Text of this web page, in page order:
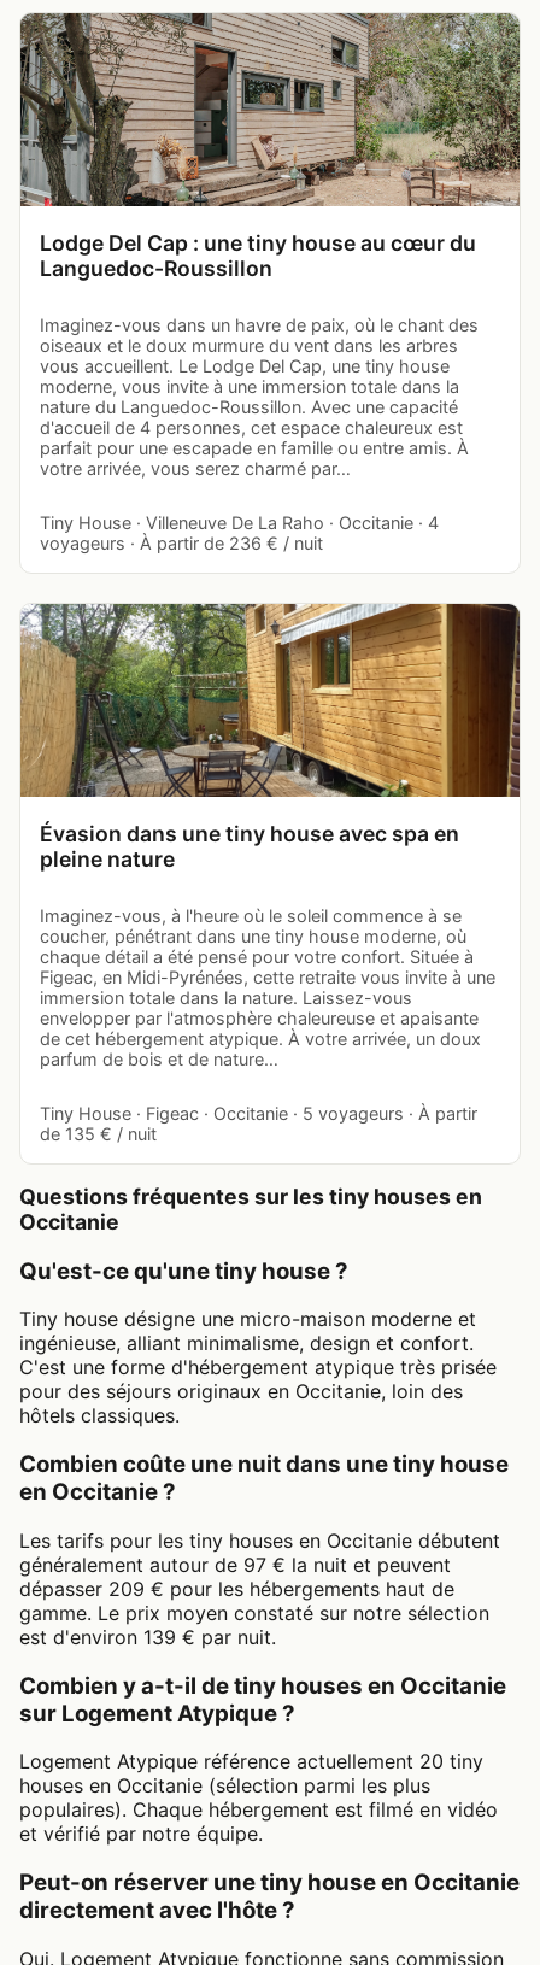
Lodge Del Cap : une tiny house au cœur du
Languedoc-Roussillon
Imaginez-vous dans un havre de paix, où le chant des
oiseaux et le doux murmure du vent dans les arbres
vous accueillent. Le Lodge Del Cap, une tiny house
moderne, vous invite à une immersion totale dans la
nature du Languedoc-Roussillon. Avec une capacité
d'accueil de 4 personnes, cet espace chaleureux est
parfait pour une escapade en famille ou entre amis. À
votre arrivée, vous serez charmé par…
Tiny House · Villeneuve De La Raho · Occitanie · 4
voyageurs · À partir de 236 € / nuit
Évasion dans une tiny house avec spa en
pleine nature
Imaginez-vous, à l'heure où le soleil commence à se
coucher, pénétrant dans une tiny house moderne, où
chaque détail a été pensé pour votre confort. Située à
Figeac, en Midi-Pyrénées, cette retraite vous invite à une
immersion totale dans la nature. Laissez-vous
envelopper par l'atmosphère chaleureuse et apaisante
de cet hébergement atypique. À votre arrivée, un doux
parfum de bois et de nature…
Tiny House · Figeac · Occitanie · 5 voyageurs · À partir
de 135 € / nuit
Questions fréquentes sur les tiny houses en
Occitanie
Qu'est-ce qu'une tiny house ?
Tiny house désigne une micro-maison moderne et
ingénieuse, alliant minimalisme, design et confort.
C'est une forme d'hébergement atypique très prisée
pour des séjours originaux en Occitanie, loin des
hôtels classiques.
Combien coûte une nuit dans une tiny house
en Occitanie ?
Les tarifs pour les tiny houses en Occitanie débutent
généralement autour de 97 € la nuit et peuvent
dépasser 209 € pour les hébergements haut de
gamme. Le prix moyen constaté sur notre sélection
est d'environ 139 € par nuit.
Combien y a-t-il de tiny houses en Occitanie
sur Logement Atypique ?
Logement Atypique référence actuellement 20 tiny
houses en Occitanie (sélection parmi les plus
populaires). Chaque hébergement est filmé en vidéo
et vérifié par notre équipe.
Peut-on réserver une tiny house en Occitanie
directement avec l'hôte ?
Oui. Logement Atypique fonctionne sans commission